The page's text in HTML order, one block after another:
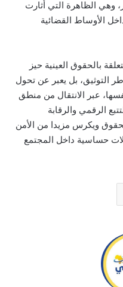
وهي الظاهرة التي أثارت
الأوساط القضائية
بالحقوق العينية حيز
التوثيق، بل يعبر عن تحول
عبر الانتقال من منطق
الرقمي والرقابة
ويكرس مزيدا من الأمن
حساسية داخل المجتمع